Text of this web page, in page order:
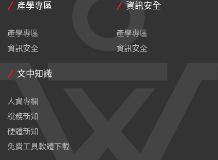
產學專區
產學專區
資訊安全
資訊安全
產學專區
資訊安全
文中知識
人資專欄
稅務新知
硬體新知
免費工具軟體下載